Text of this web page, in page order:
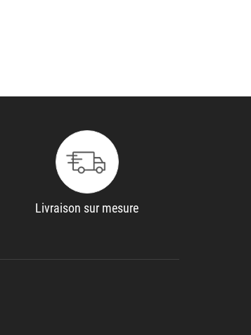
Livraison sur mesure